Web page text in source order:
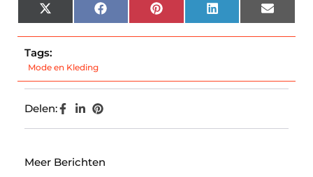
X
(Twitter)
Facebook Pinterest LinkedIn Email
Tags:
Mode en Kleding
Delen:
Meer Berichten